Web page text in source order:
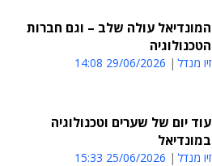
המונדיאל עולה שלב – וגם חברות
הטכנולוגיה
זיו מנדל 29/06/2026 14:08
עוד יום של שערים וטכנולוגיה
במונדיאל
זיו מנדל 25/06/2026 15:33